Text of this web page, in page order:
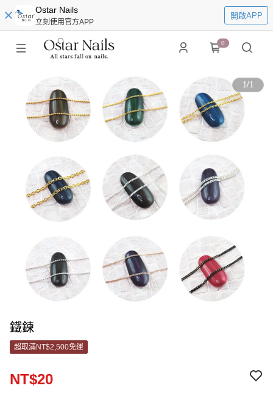
Ostar Nails
立刻使用官方APP
開啟APP
0
1/1
鐵鍊
超取滿NT$2,500免運
NT$20